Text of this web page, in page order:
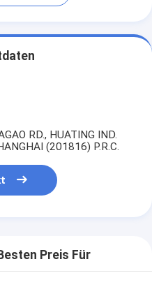
RD., HUATING IND.
(201816) P.R.C.
Preis Für